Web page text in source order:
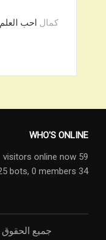
كمال احب العلم
WHO'S ONLINE
59 visitors online now
34 guests,
bots, 0 members
جميع الحقوق